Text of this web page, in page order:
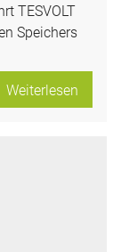
TESVOLT
Speichers
Weiterlesen